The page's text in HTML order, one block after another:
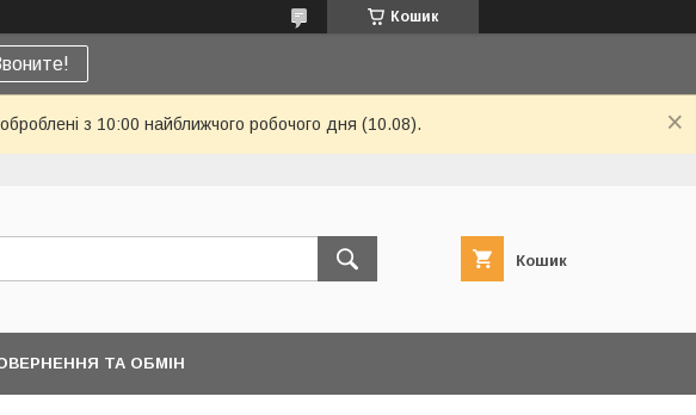
Кошик
з 10:00 найближчого робочого дня (10.08).
Кошик
ТА ОБМІН